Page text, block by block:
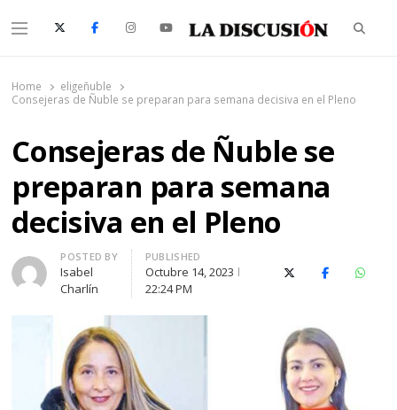
Menu
Home
eligeñuble
Consejeras de Ñuble se preparan para semana decisiva en el Pleno
Consejeras de Ñuble se
preparan para semana
decisiva en el Pleno
Author
POSTED BY
Isabel
Charlín
PUBLISHED
Octubre 14, 2023
22:24 PM
X (Twitter)Facebook